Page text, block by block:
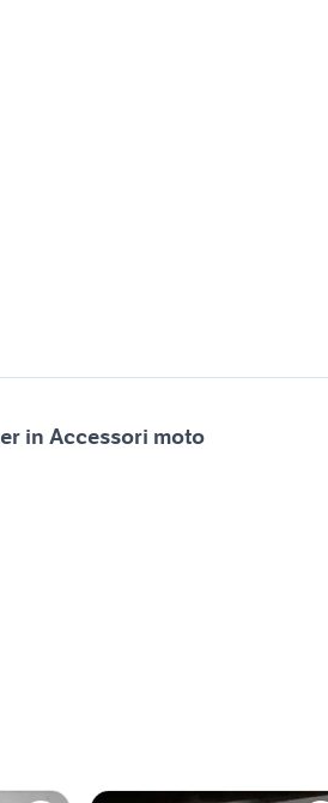
in Accessori moto